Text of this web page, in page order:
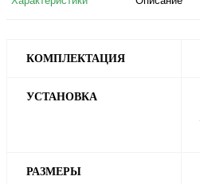
КОМПЛЕКТАЦИЯ
УСТАНОВКА
РАЗМЕРЫ